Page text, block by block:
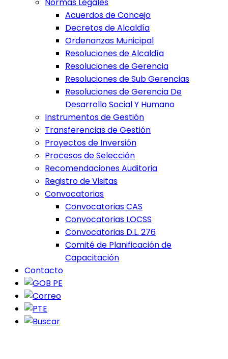
Normas Legales
Acuerdos de Concejo
Decretos de Alcaldía
Ordenanzas Municipal
Resoluciones de Alcaldía
Resoluciones de Gerencia
Resoluciones de Sub Gerencias
Resoluciones de Gerencia De
Desarrollo Social Y Humano
Instrumentos de Gestión
Transferencias de Gestión
Proyectos de Inversión
Procesos de Selección
Recomendaciones Auditoria
Registro de Visitas
Convocatorias
Convocatorias CAS
Convocatorias LOCSS
Convocatorias D.L. 276
Comité de Planificación de
Capacitación
Contacto